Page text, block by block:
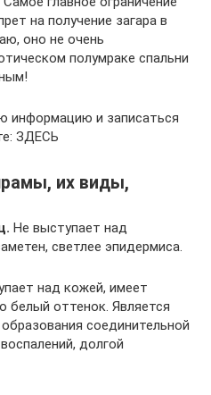
на получение загара в
оно не очень
полумраке спальни
информацию и записаться
ЗДЕСЬ
их виды,
Не выступает над
светлее эпидермиса.
над кожей, имеет
белый оттенок. Является
соединительной
долгой